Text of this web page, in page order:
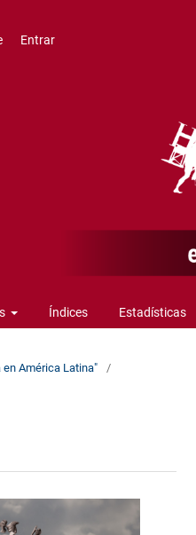
Entrar
Índices Estadísticas
América Latina"
/